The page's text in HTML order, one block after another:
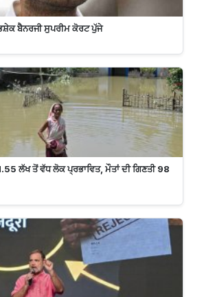
ਬੈਨਰਜੀ ਸੁਪਰੀਮ ਕੋਰਟ ਪੁੱਜੇ
ਲੱਖ ਤੋਂ ਵੱਧ ਲੋਕ ਪ੍ਰਭਾਵਿਤ, ਮੌਤਾਂ ਦੀ ਗਿਣਤੀ 98